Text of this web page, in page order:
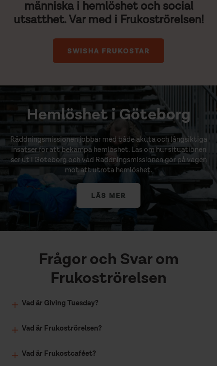
människa i hemlöshet och social
utsatthet. Var med i Frukoströrelsen!
SWISHA FRUKOSTAR
Hemlöshet i Göteborg
Räddningsmissionen jobbar med både akuta och långsiktiga
insatser för att bekämpa hemlöshet. Läs om hur situationen
ser ut i Göteborg och vad Räddningsmissionen gör på vägen
mot att utrota hemlöshet.
LÄS MER
Frågor och Svar om
Frukoströrelsen
Vad är Giving Tuesday?
Vad är Frukoströrelsen?
Vad är Frukostcaféet?